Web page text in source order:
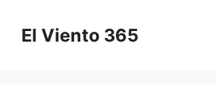
contenido
El Viento 365